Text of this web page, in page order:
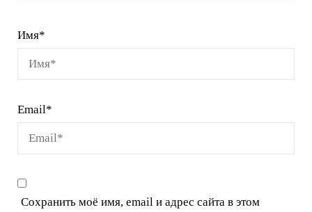
Имя*
Email*
Сохранить моё имя, email и адрес сайта в этом